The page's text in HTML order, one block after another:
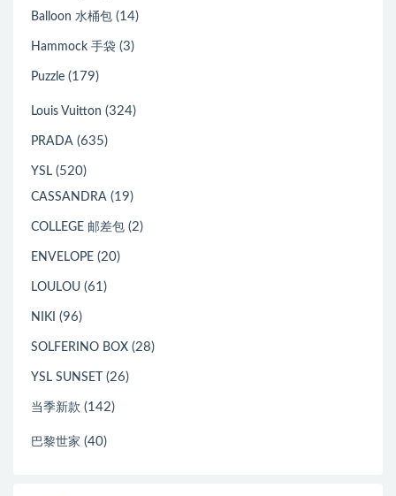
Balloon 水桶包 (14)
Hammock 手袋 (3)
Puzzle (179)
Louis Vuitton (324)
PRADA (635)
YSL (520)
CASSANDRA (19)
COLLEGE 邮差包 (2)
ENVELOPE (20)
LOULOU (61)
NIKI (96)
SOLFERINO BOX (28)
YSL SUNSET (26)
当季新款 (142)
巴黎世家 (40)